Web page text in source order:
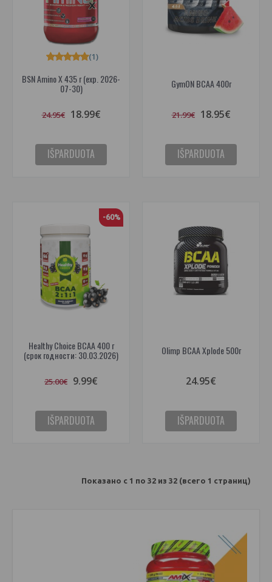
BSN Amino X 435 г (exp. 2026-
07-30)
(1)
24.95€ 18.99€
IŠPARDUOTA
GymON BCAA 400г
21.99€ 18.95€
IŠPARDUOTA
-60%
Healthy Choice BCAA 400 г
(срок годности: 30.03.2026)
25.00€ 9.99€
IŠPARDUOTA
Olimp BCAA Xplode 500г
24.95€
IŠPARDUOTA
Показано с 1 по 32 из 32 (всего 1 страниц)